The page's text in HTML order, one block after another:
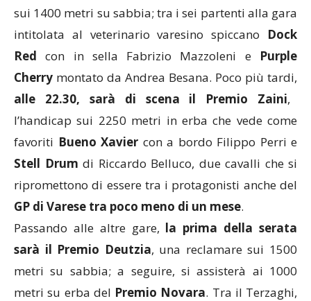
sui 1400 metri su sabbia; tra i sei partenti alla gara
intitolata al veterinario varesino spiccano Dock
Red con in sella Fabrizio Mazzoleni e Purple
Cherry montato da Andrea Besana. Poco più tardi,
alle 22.30, sarà di scena il Premio Zaini,
l’handicap sui 2250 metri in erba che vede come
favoriti Bueno Xavier con a bordo Filippo Perri e
Stell Drum di Riccardo Belluco, due cavalli che si
ripromettono di essere tra i protagonisti anche del
GP di Varese tra poco meno di un mese.
Passando alle altre gare, la prima della serata
sarà il Premio Deutzia, una reclamare sui 1500
metri su sabbia; a seguire, si assisterà ai 1000
metri su erba del Premio Novara. Tra il Terzaghi,